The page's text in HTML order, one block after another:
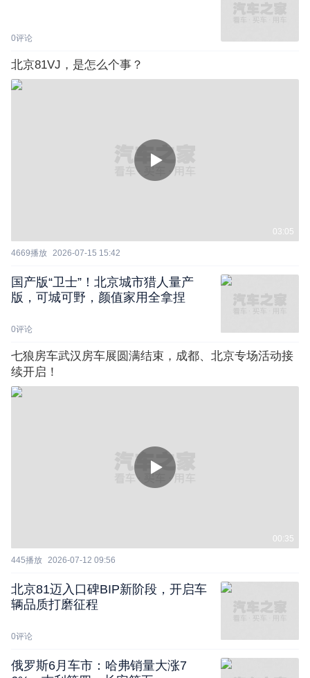
0评论
北京81VJ，是怎么个事？
03:05
4669播放 2026-07-15 15:42
国产版“卫士”！北京城市猎人量产
版，可城可野，颜值家用全拿捏
0评论
七狼房车武汉房车展圆满结束，成都、北京专场活动接
续开启！
00:35
445播放 2026-07-12 09:56
北京81迈入口碑BIP新阶段，开启车
辆品质打磨征程
0评论
俄罗斯6月车市：哈弗销量大涨7